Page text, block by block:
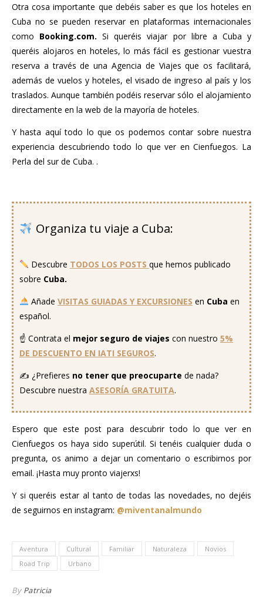
Otra cosa importante que debéis saber es que los hoteles en
Cuba no se pueden reservar en plataformas internacionales
como Booking.com. Si queréis viajar por libre a Cuba y
queréis alojaros en hoteles, lo más fácil es gestionar vuestra
reserva a través de una Agencia de Viajes que os facilitará,
además de vuelos y hoteles, el visado de ingreso al país y los
traslados. Aunque también podéis reservar sólo el alojamiento
directamente en la web de la mayoría de hoteles.
Y hasta aquí todo lo que os podemos contar sobre nuestra
experiencia descubriendo todo lo que ver en Cienfuegos. La
Perla del sur de Cuba. .
Organiza tu viaje a Cuba:
Descubre TODOS LOS POSTS que hemos publicado
sobre Cuba.
Añade VISITAS GUIADAS Y EXCURSIONES en Cuba en
español.
☝️ Contrata el mejor seguro de viajes con nuestro 5%
DE DESCUENTO EN IATI SEGUROS.
✍️ ¿Prefieres no tener que preocuparte de nada?
Descubre nuestra ASESORÍA GRATUITA.
Espero que este post para descubrir todo lo que ver en
Cienfuegos os haya sido superútil. Si tenéis cualquier duda o
pregunta, os animo a dejar un comentario o escribirnos por
email. ¡Hasta muy pronto viajerxs!
Y si queréis estar al tanto de todas las novedades, no dejéis
de seguirnos en instagram: @miventanalmundo
Aventura Cultural Familiar Naturaleza
Novios
Road Trip
Urbano
By Patricia